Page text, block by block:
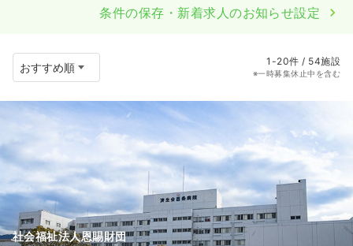
条件の保存・新着求人のお知らせ設定
1-20件 / 54施設
※一時募集休止中を含む
社会福祉法人恩賜財団